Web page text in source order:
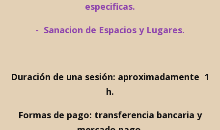
especificas.
- Sanacion de Espacios y Lugares.
Duración de una sesión: aproximadamente 1
h.
Formas de pago: transferencia bancaria y